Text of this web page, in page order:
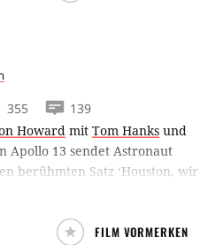
wird.
355
139
Howard mit Tom Hanks und
Apollo 13 sendet Astronaut
berühmten Satz ‘Houston, wir
Crew heil zurück zur Erde zu
FILM VORMERKEN